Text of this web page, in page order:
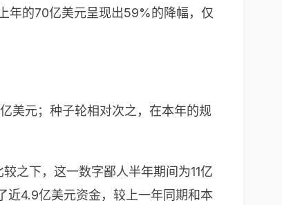
年的70亿美元呈现出59%的降幅，仅
美元；种子轮相对次之，在本年的规
之下，这一数字鄙人半年期间为11亿
4.9亿美元资金，较上一年同期和本